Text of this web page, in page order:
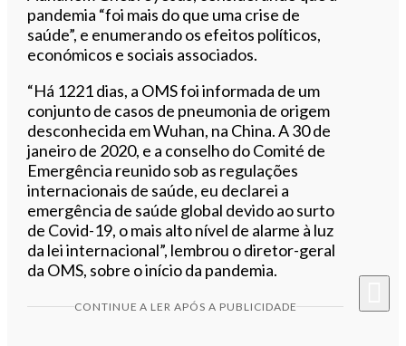
pandemia “foi mais do que uma crise de
saúde”, e enumerando os efeitos políticos,
económicos e sociais associados.
“Há 1221 dias, a OMS foi informada de um
conjunto de casos de pneumonia de origem
desconhecida em Wuhan, na China. A 30 de
janeiro de 2020, e a conselho do Comité de
Emergência reunido sob as regulações
internacionais de saúde, eu declarei a
emergência de saúde global devido ao surto
de Covid-19, o mais alto nível de alarme à luz
da lei internacional”, lembrou o diretor-geral
da OMS, sobre o início da pandemia.
CONTINUE A LER APÓS A PUBLICIDADE